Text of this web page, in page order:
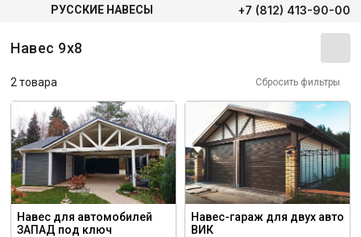
РУССКИЕ НАВЕСЫ +7 (812) 413-90-00
Навес 9х8
2 товара Сбросить фильтры
Навес для автомобилей
ЗАПАД под ключ
Навес-гараж для двух авто
ВИК